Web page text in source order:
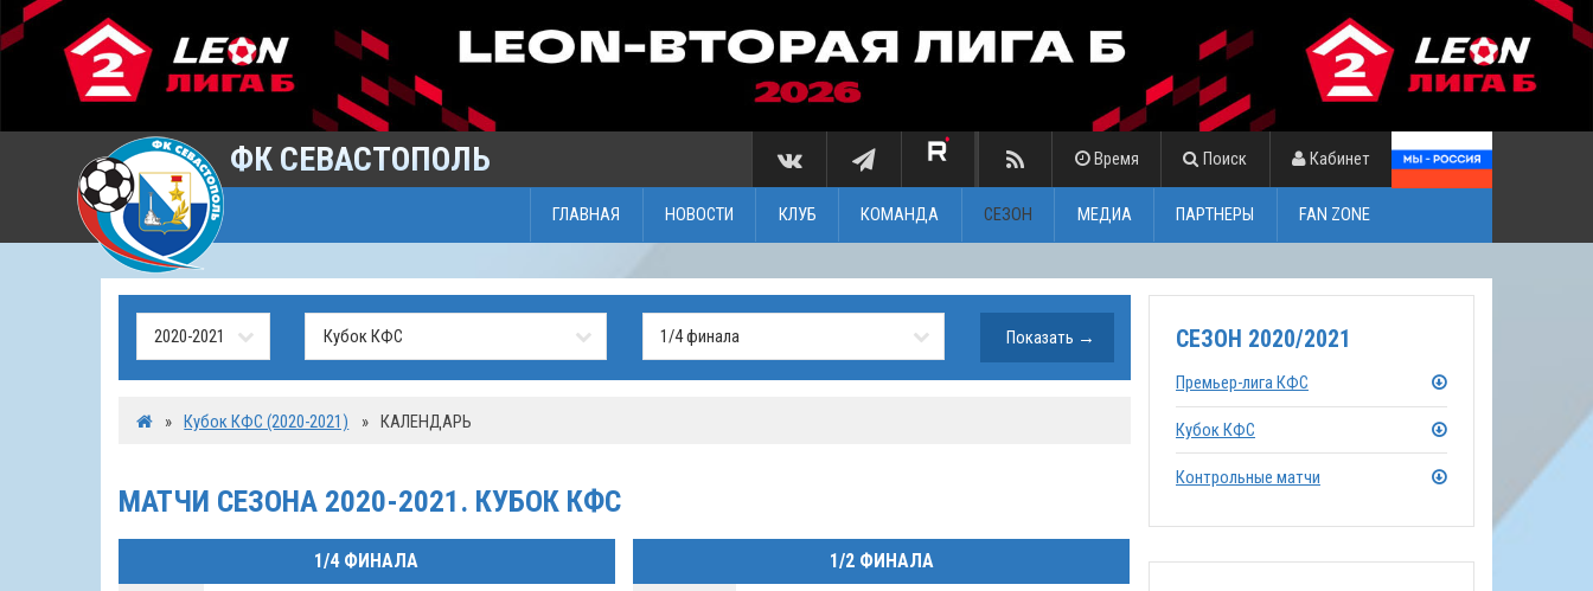
ФК СЕВАСТОПОЛЬ Время Поиск Кабинет
ГЛАВНАЯ НОВОСТИ КЛУБ КОМАНДА СЕЗОН МЕДИА ПАРТНЕРЫ FAN ZONE
» Кубок КФС (2020-2021) » КАЛЕНДАРЬ
МАТЧИ СЕЗОНА 2020-2021. КУБОК КФС
1/4 ФИНАЛА 1/2 ФИНАЛА
СЕЗОН 2020/2021
Премьер-лига КФС
Кубок КФС
Контрольные матчи